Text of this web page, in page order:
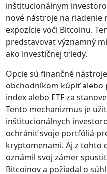
inštitucionálnym
nové nástroje na riadenie
expozície voči Bitcoinu.
predstavovať významný
ako investičnej triedy.
Opcie sú finančné
obchodníkom kúpiť alebo
index alebo ETF za
Tento mechanizmus je
inštitucionálnych
ochrániť svoje portfóliá
kryptomenami. Aj z tohto
oznámil svoj zámer
Bitcoinov a požiadal o